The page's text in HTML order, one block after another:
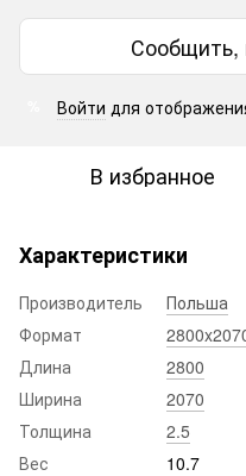
Сообщить,
Войти для
В избранное
Характеристики
Производитель
Польша
Формат
Длина
2800
Ширина
2070
Толщина
2.5
Вес
10.7